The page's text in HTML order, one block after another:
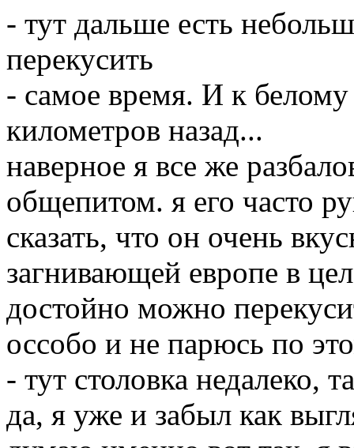
- тут дальше есть
перекусить
- самое время. И к
километров назад...
наверное я все же
общепитом. я его часто
сказать, что он очень
загнивающей европе в
достойно можно
оссобо и не парюсь по
- тут столовка недалеко,
да, я уже и забыл как